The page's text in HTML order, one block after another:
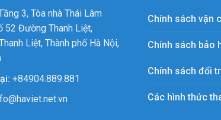
3, Tòa nhà Thái Lâm
52 Đường Thanh Liệt,
Liệt, Thành phố Hà Nội,
+84904.889.881
Chính sách vận
Chính sách bảo
Chính sách đổi
Các hình thức